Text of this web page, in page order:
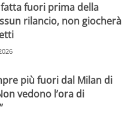
fatta fuori prima della
rilancio, non giocherà
più fuori dal Milan di
vedono l’ora di